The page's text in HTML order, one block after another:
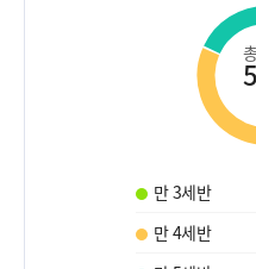
만 3세반
만 4세반